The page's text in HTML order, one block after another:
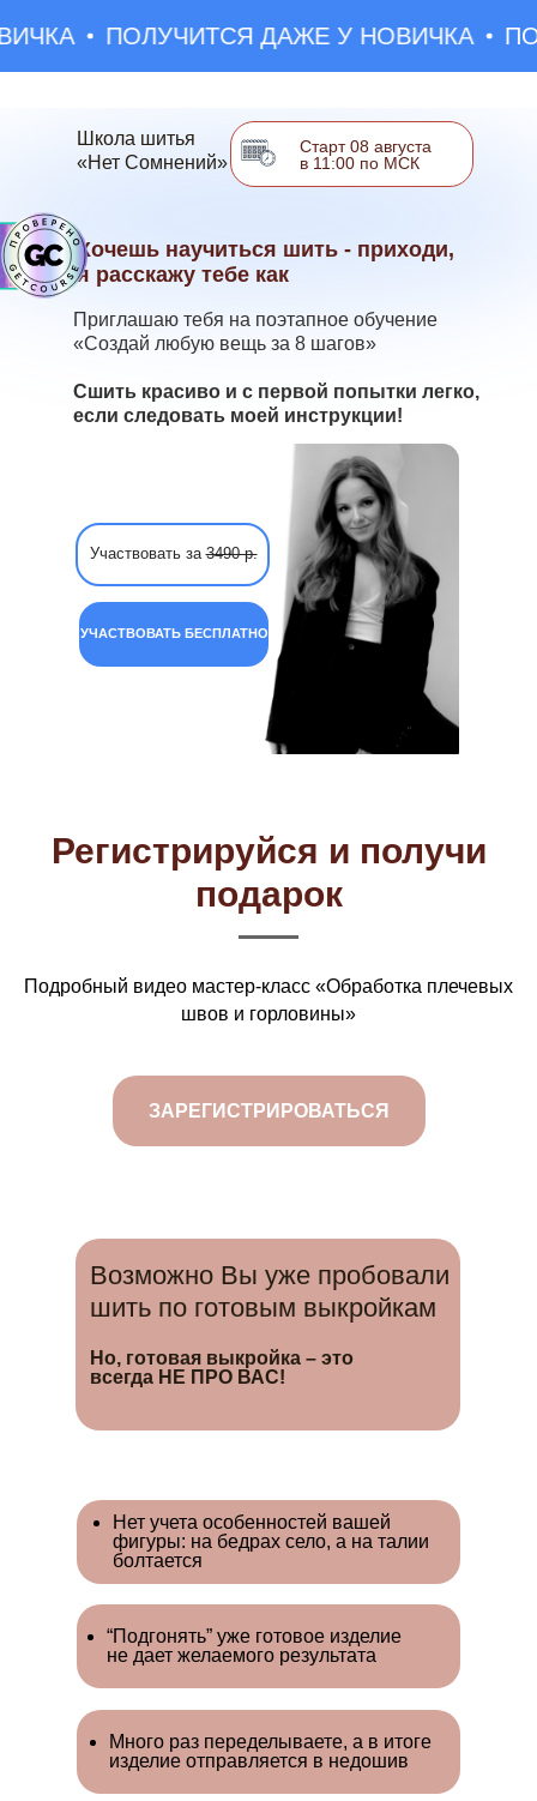
ПОЛУЧИТСЯ ДАЖЕ У НОВИЧКА
Школа шитья
«Нет Сомнений»
Приглашаю тебя на поэтапное обучение
«Создай любую вещь за 8 шагов»
Сшить красиво и с первой попытки легко,
если следовать моей инструкции!
Хочешь научиться шить - приходи,
я расскажу тебе как
УЧАСТВОВАТЬ БЕСПЛАТНО
Старт 08 августа
в 11:00 по МСК
Участвовать за3490 р.
Регистрируйся и получи
подарок
Подробный видео мастер-класс «Обработка плечевых
швов и горловины»
ЗАРЕГИСТРИРОВАТЬСЯ
Нет учета особенностей вашей
фигуры: на бедрах село, а на талии
болтается
“Подгонять” уже готовое изделие
не дает желаемого результата
Много раз переделываете, а в итоге
изделие отправляется в недошив
Но, готовая выкройка – это
всегда НЕ ПРО ВАС!
Возможно Вы уже пробовали
шить по готовым выкройкам